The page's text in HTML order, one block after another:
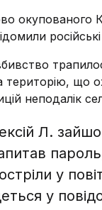
що
неподалік
Л.
у
у